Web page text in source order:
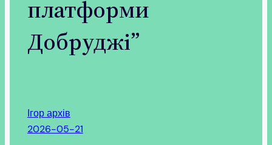
платформи
Добруджі”
Ігор архів
2026-05-21